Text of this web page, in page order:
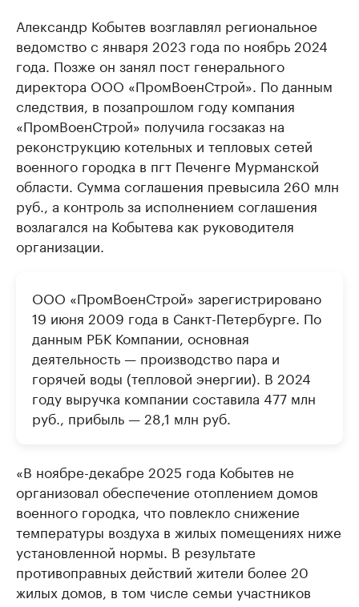
Александр Кобытев возглавлял региональное
ведомство с января 2023 года по ноябрь 2024
года. Позже он занял пост генерального
директора ООО «ПромВоенСтрой». По данным
следствия, в позапрошлом году компания
«ПромВоенСтрой» получила госзаказ на
реконструкцию котельных и тепловых сетей
военного городка в пгт Печенге Мурманской
области. Сумма соглашения превысила 260 млн
руб., а контроль за исполнением соглашения
возлагался на Кобытева как руководителя
организации.
ООО «ПромВоенСтрой» зарегистрировано
19 июня 2009 года в Санкт-Петербурге. По
данным РБК Компании, основная
деятельность — производство пара и
горячей воды (тепловой энергии). В 2024
году выручка компании составила 477 млн
руб., прибыль — 28,1 млн руб.
«В ноябре-декабре 2025 года Кобытев не
организовал обеспечение отоплением домов
военного городка, что повлекло снижение
температуры воздуха в жилых помещениях ниже
установленной нормы. В результате
противоправных действий жители более 20
жилых домов, в том числе семьи участников